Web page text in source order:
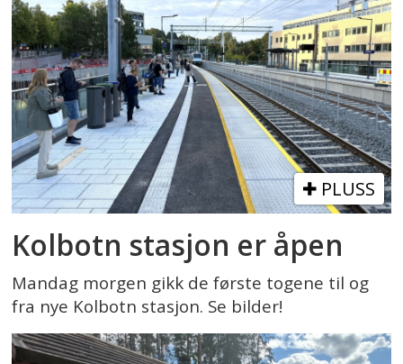
PLUSS
Kolbotn stasjon er åpen
Mandag morgen gikk de første togene til og
fra nye Kolbotn stasjon. Se bilder!